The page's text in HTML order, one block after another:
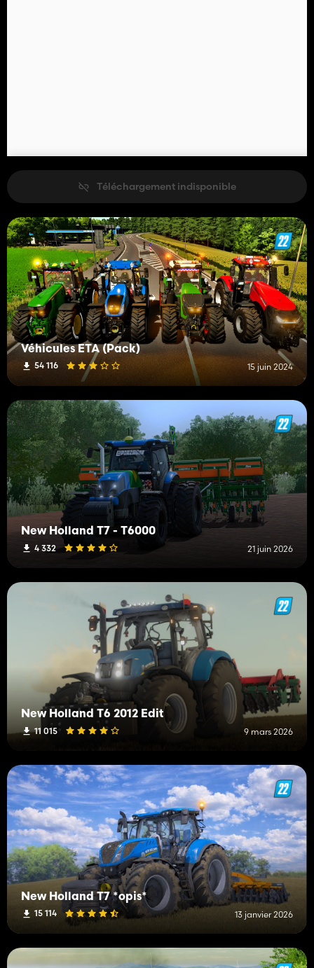
Téléchargement indisponible
Véhicules ETA (Pack)
54 116 15 juin 2024
New Holland T7 - T6000
4 332 21 juin 2026
New Holland T6 2012 Edit
11 015 9 mars 2026
New Holland T7 *opis*
15 114 13 janvier 2026